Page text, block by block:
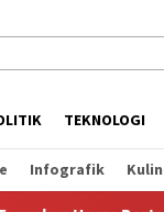
TEKNOLOGI
Infografik